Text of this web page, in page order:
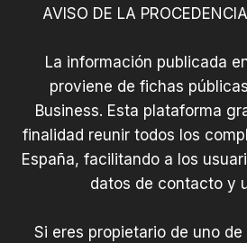
AVISO DE LA
La información publicada
proviene de fichas
Business. Esta plataforma
finalidad reunir todos los
España, facilitando a los
datos de contacto y
Si eres propietario de uno